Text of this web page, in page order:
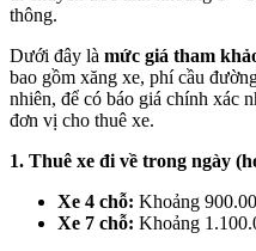
thông.
Dưới đây là mức giá tham
bao gồm xăng xe, phí cầu
nhiên, để có báo giá chính xác
đơn vị cho thuê xe.
1. Thuê xe đi về trong ngày
Xe 4 chỗ: Khoảng
Xe 7 chỗ: Khoảng